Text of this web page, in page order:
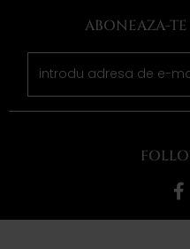
ABONEAZA-